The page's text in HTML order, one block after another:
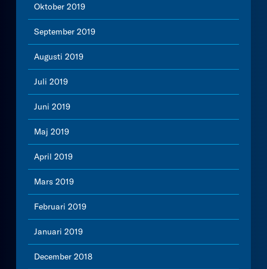
Oktober 2019
September 2019
Augusti 2019
Juli 2019
Juni 2019
Maj 2019
April 2019
Mars 2019
Februari 2019
Januari 2019
December 2018